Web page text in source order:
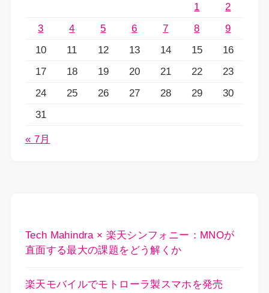
1
2
3
4 5 6 7 8
9
10
11 12 13 14 15
16
17
18 19 20 21 22
23
24
25 26 27 28 29
30
31
« 7月
Tech Mahindra × 楽天シンフォニー：MNOが
直面する最大の課題をどう解くか
楽天モバイルでモトローラ製スマホを発売